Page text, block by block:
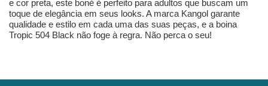
e cor preta, este boné é perfeito para adultos que buscam um
toque de elegância em seus looks. A marca Kangol garante
qualidade e estilo em cada uma das suas peças, e a boina
Tropic 504 Black não foge à regra. Não perca o seu!